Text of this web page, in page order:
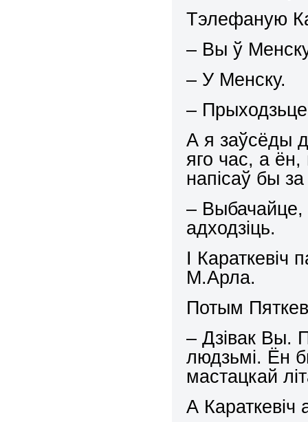
Тэлефаную
– Вы ў
– У Менску.
–
А я заўсёды
яго час, а
напісаў бы
– Выбачайце,
адходзіць.
І Караткевіч
М.Арла.
Потым
– Дзівак Вы.
людзьмі. Ён
мастацкай
А